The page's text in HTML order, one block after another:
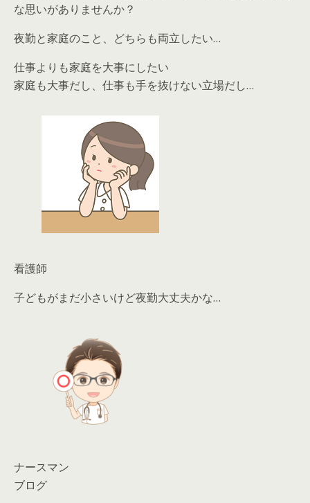
な思いがありませんか？
夜勤と家庭のこと、どちらも両立したい…
仕事よりも家庭を大事にしたい
家庭も大事だし、仕事も手を抜けない立場だし…
看護師
子どもがまだ小さいけど夜勤大丈夫かな…
ナースマン
ブログ